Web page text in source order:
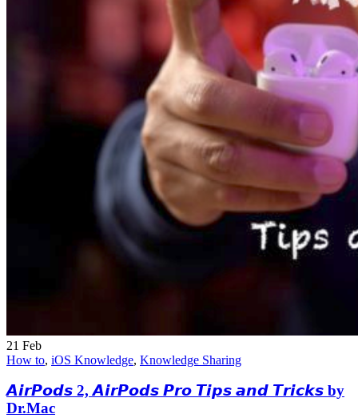
21 Feb
How to, iOS Knowledge, Knowledge Sharing
𝘼𝙞𝙧𝙋𝙤𝙙𝙨 2, 𝘼𝙞𝙧𝙋𝙤𝙙𝙨 𝙋𝙧𝙤 𝙏𝙞𝙥𝙨 𝙖𝙣𝙙 𝙏𝙧𝙞𝙘𝙠𝙨 by
Dr.Mac